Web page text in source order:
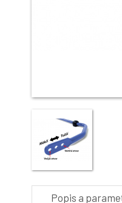
Popis a